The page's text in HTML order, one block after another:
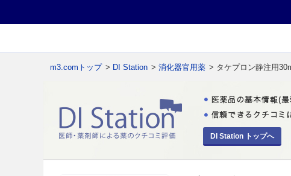
m3.comトップ > DI Station > 消化器官用薬 > タケプロン静注用
DI Station トップへ